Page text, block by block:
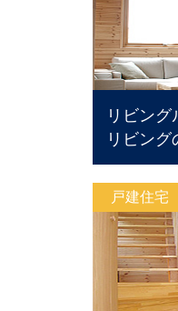
リビン
リビング
戸建住宅